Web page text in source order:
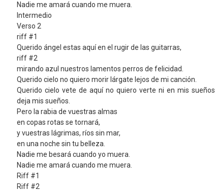
Nadie me amará cuando me muera.
Intermedio
Verso 2
riff #1
Querido ángel estas aquí en el rugir de las guitarras,
riff #2
mirando azul nuestros lamentos perros de felicidad.
Querido cielo no quiero morir lárgate lejos de mi canción.
Querido cielo vete de aquí no quiero verte ni en mis sueños
deja mis sueños.
Pero la rabia de vuestras almas
en copas rotas se tornará,
y vuestras lágrimas, ríos sin mar,
en una noche sin tu belleza.
Nadie me besará cuando yo muera.
Nadie me amará cuando me muera.
Riff #1
Riff #2